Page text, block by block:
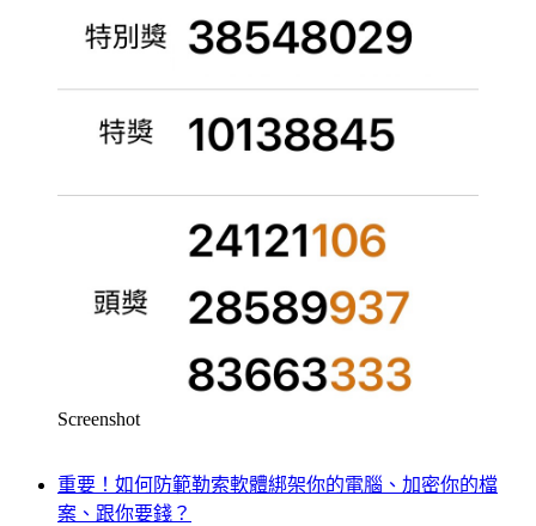
Screenshot
重要！如何防範勒索軟體綁架你的電腦、加密你的檔
案、跟你要錢？